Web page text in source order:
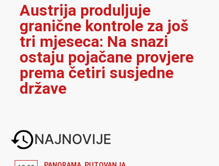
Austrija produljuje
granične kontrole za još
tri mjeseca: Na snazi
ostaju pojačane provjere
prema četiri susjedne
države
NAJNOVIJE